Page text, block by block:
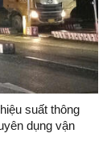
suất thông
dụng vận